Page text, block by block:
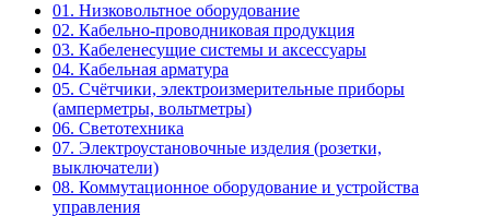
01. Низковольтное оборудование
02. Кабельно-проводниковая продукция
03. Кабеленесущие системы и аксессуары
04. Кабельная арматура
05. Счётчики, электроизмерительные приборы
(амперметры, вольтметры)
06. Светотехника
07. Электроустановочные изделия (розетки,
выключатели)
08. Коммутационное оборудование и устройства
управления